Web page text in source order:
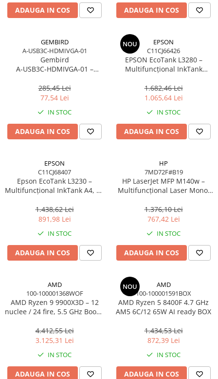
ADAUGA IN COS ADAUGA IN COS
GEMBIRD
A-USB3C-HDMIVGA-01
Gembird
A‑USB3C‑HDMIVGA‑01 –
4K30Hz, Space Grey
285,45 Lei
77,54 Lei
IN STOC
ADAUGA IN COS
NOU
EPSON
C11CJ66426
EPSON EcoTank L3280 –
Multifuncțional InkTank
& Wi‑Fi, 100 coli
1.682,46 Lei
1.065,64 Lei
IN STOC
ADAUGA IN COS
EPSON
C11CJ68407
Epson EcoTank L3230 –
Multifuncțional InkTank A4, 10
1.438,62 Lei
891,98 Lei
IN STOC
ADAUGA IN COS
HP
7MD72F#B19
HP LaserJet MFP M140w –
Multifuncțional Laser Mono,
USB 2.0
1.376,10 Lei
767,42 Lei
IN STOC
ADAUGA IN COS
AMD
100-100001368WOF
AMD Ryzen 9 9900X3D – 12
nuclee / 24 fire, 5.5 GHz Boost,
BOX
4.412,55 Lei
3.125,31 Lei
IN STOC
ADAUGA IN COS
NOU
AMD
100-100001591BOX
AMD Ryzen 5 8400F 4.7 GHz
AM5 6C/12 65W AI ready BOX
1.434,53 Lei
872,39 Lei
IN STOC
ADAUGA IN COS